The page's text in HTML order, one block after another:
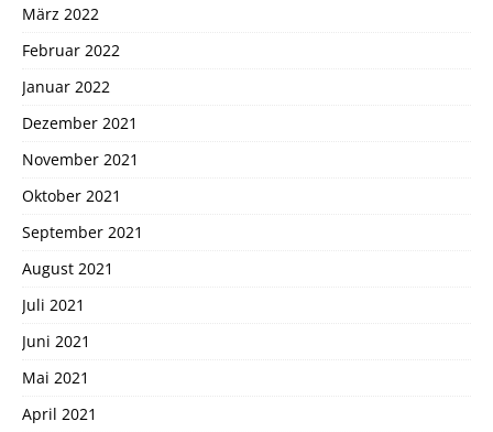
März 2022
Februar 2022
Januar 2022
Dezember 2021
November 2021
Oktober 2021
September 2021
August 2021
Juli 2021
Juni 2021
Mai 2021
April 2021